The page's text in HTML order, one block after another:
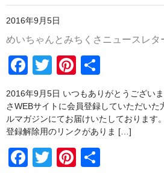
豆皿
白磁動物豆皿
野菜豆皿
豆鉢
ブローチ
k
c
e
b
o
o
k
tt
er
er
e
st
2016年9月5日
めいちゃんとみちくさニュースレタ
F
a
c
e
b
o
T
wi
tt
er
Pi
nt
er
e
st
有
2016年9月5日 いつもありがとうござい
さWEBサイトに会員登録していただいた
ルマガジンにてお届けいたしております
登録解除用のリンクがありま […]
F
T
Pi